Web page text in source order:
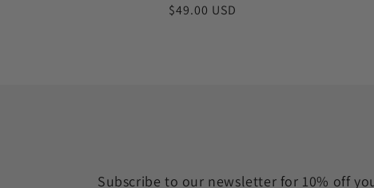
Prix
$49.00 USD
Subscribe to our newsletter for 10% off